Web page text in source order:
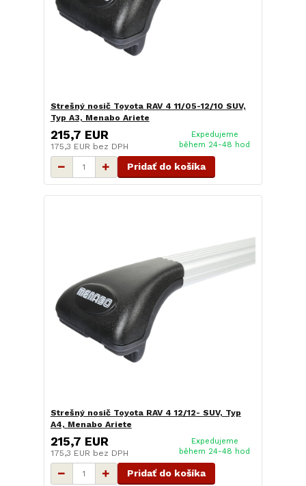
Strešný nosič Toyota RAV 4 11/05-12/10 SUV,
Typ A3, Menabo Ariete
215,7 EUR
175,3 EUR bez DPH
Expedujeme
během 24-48 hod
Pridať do košíka
Strešný nosič Toyota RAV 4 12/12- SUV, Typ
A4, Menabo Ariete
215,7 EUR
175,3 EUR bez DPH
Expedujeme
během 24-48 hod
Pridať do košíka